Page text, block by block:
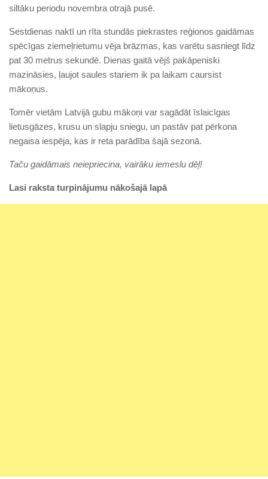
siltāku periodu novembra otrajā pusē.
Sestdienas naktī un rīta stundās piekrastes reģionos gaidāmas
spēcīgas ziemeļrietumu vēja brāzmas, kas varētu sasniegt līdz
pat 30 metrus sekundē. Dienas gaitā vējš pakāpeniski
mazināsies, ļaujot saules stariem ik pa laikam caursist
mākoņus.
Tomēr vietām Latvijā gubu mākoņi var sagādāt īslaicīgas
lietusgāzes, krusu un slapju sniegu, un pastāv pat pērkona
negaisa iespēja, kas ir reta parādība šajā sezonā.
Taču gaidāmais neiepriecina, vairāku iemeslu dēļ!
Lasi raksta turpinājumu nākošajā lapā